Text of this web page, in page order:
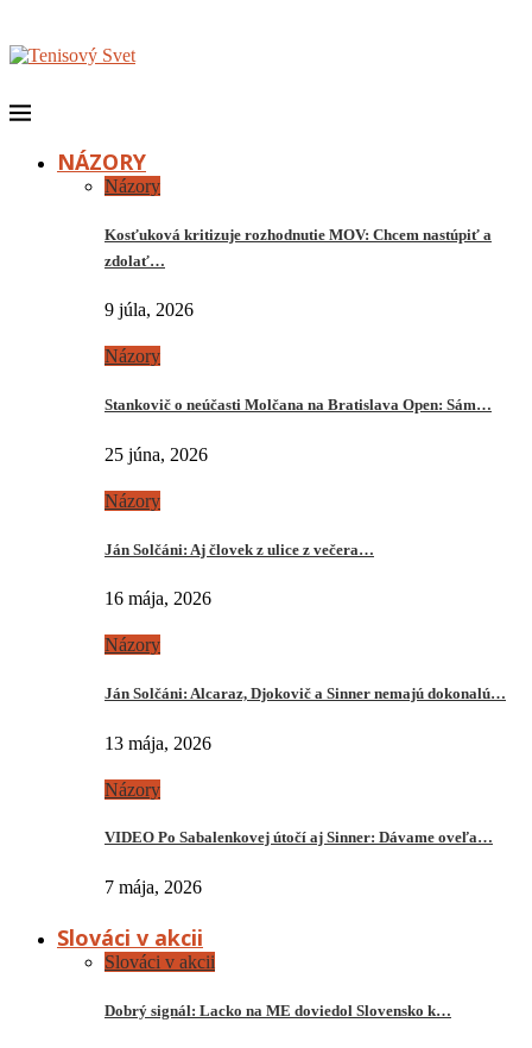
NÁZORY
Názory
Kosťuková kritizuje rozhodnutie MOV: Chcem nastúpiť a
zdolať…
9 júla, 2026
Názory
Stankovič o neúčasti Molčana na Bratislava Open: Sám…
25 júna, 2026
Názory
Ján Solčáni: Aj človek z ulice z večera…
16 mája, 2026
Názory
Ján Solčáni: Alcaraz, Djokovič a Sinner nemajú dokonalú…
13 mája, 2026
Názory
VIDEO Po Sabalenkovej útočí aj Sinner: Dávame oveľa…
7 mája, 2026
Slováci v akcii
Slováci v akcii
Dobrý signál: Lacko na ME doviedol Slovensko k…